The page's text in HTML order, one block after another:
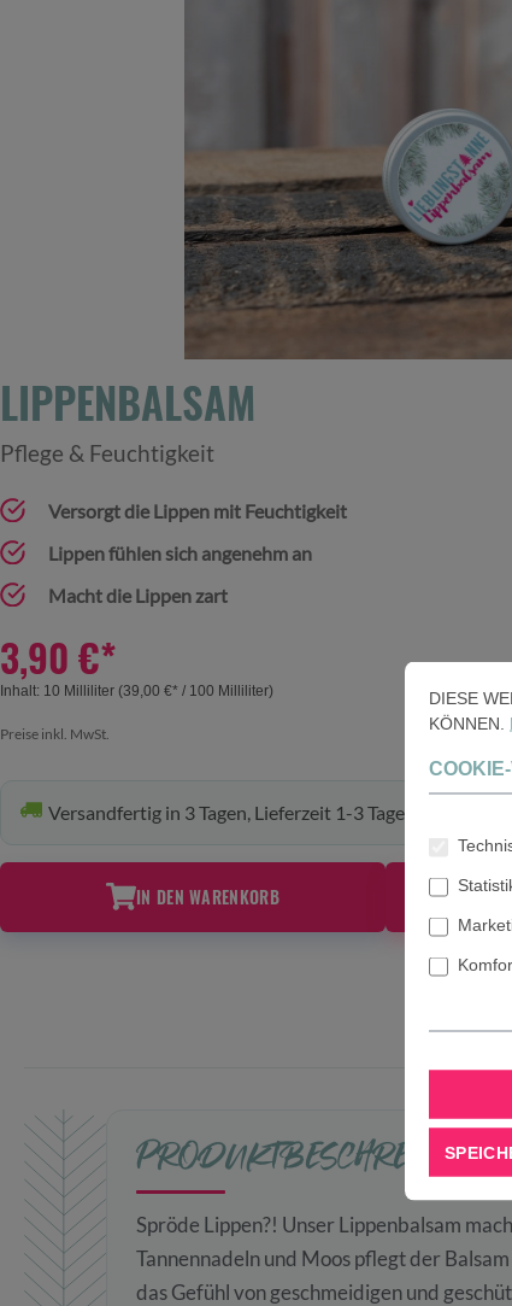
LIPPENBALSAM
Pflege & Feuchtigkeit
Versorgt die Lippen mit Feuchtigkeit
Lippen fühlen sich angenehm an
Macht die Lippen zart
3,90 €*
Inhalt: 10 Milliliter (39,00 €* / 100 Milliliter)
Preise inkl. MwSt.
Versandfertig in 3 Tagen, Lieferzeit 1-3 Tage
IN DEN WARENKORB
PRODUKTBESCHREIBUNG
Spröde Lippen?! Unser Lippenbalsam
Tannennadeln und Moos pflegt der
das Gefühl von geschmeidigen und
DIESE
KÖNNEN.